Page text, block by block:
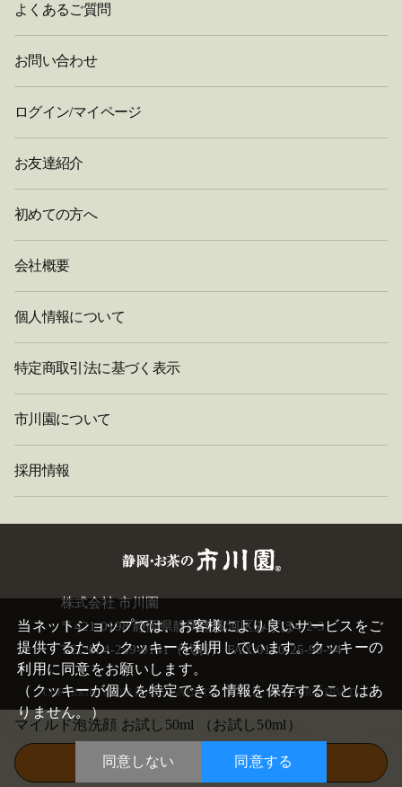
マイルド泡洗顔 お試し50ml （お試し50ml）
この商品を買い物かごに入れる
よくあるご質問
お問い合わせ
ログイン/マイページ
お友達紹介
初めての方へ
会社概要
個人情報について
特定商取引法に基づく表示
市川園について
採用情報
株式会社 市川園
〒421-0198 静岡県静岡市駿河区みずほ4-2-3
TEL:054-259-0141（代表） FAX:0120-25-90-14
COPYRIGHT©2026 ICHIKAWAEN. CO.,LTD. ALL RIGHTS RESERVED.
当ネットショップでは、お客様により良いサービスをご
提供するため、クッキーを利用しています。クッキーの
利用に同意をお願いします。
（クッキーが個人を特定できる情報を保存することはあ
りません。）
同意しない
閉
じ
る
同意する